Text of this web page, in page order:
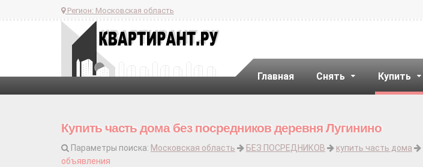
Регион: Московская область
Главная Снять Купить
Купить часть дома без посредников деревня Лугинино
Параметры поиска: Московская область БЕЗ ПОСРЕДНИКОВ купить часть дома
объявления